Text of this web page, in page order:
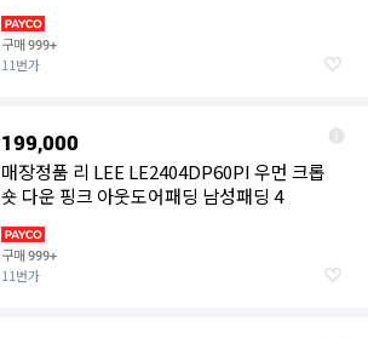
구매999+
11번가
199,000
매장정품 리 LEE LE2404DP60PI 우먼 크롭
숏 다운 핑크 아웃도어패딩 남성패딩 4
구매999+
11번가